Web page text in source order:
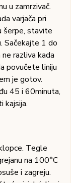
u zamrzivač.
varjača pri
šerpe, stavite
Sačekajte 1 do
razliva kada
povučete liniju
je gotov.
45 i 60minuta,
kajsija.
Tegle
na 100°C
i zagreju.